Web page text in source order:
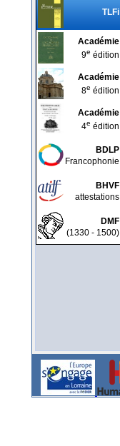
TLFi
Académie
9e édition
Académie
8e édition
Académie
4e édition
BDLP
Francophonie
BHVF
attestations
DMF
(1330 - 1500)